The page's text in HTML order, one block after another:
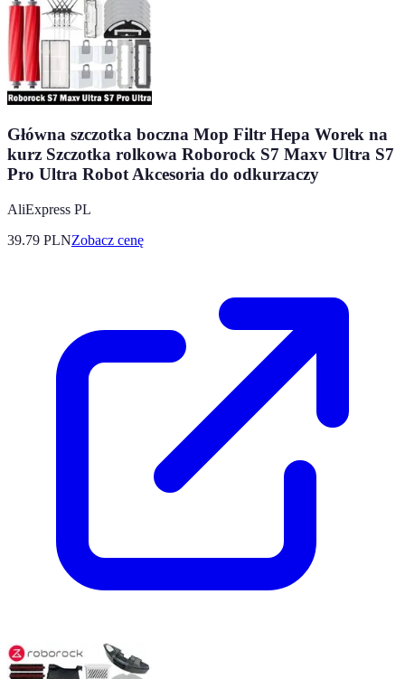
Główna szczotka boczna Mop Filtr Hepa Worek na
kurz Szczotka rolkowa Roborock S7 Maxv Ultra S7
Pro Ultra Robot Akcesoria do odkurzaczy
AliExpress PL
39.79 PLNZobacz cenę